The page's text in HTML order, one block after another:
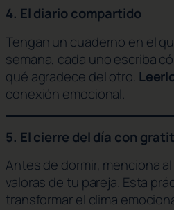
4. El diario compartido
Tengan un cuaderno en el
semana, cada uno escriba
qué agradece del otro.
conexión emocional.
5. El cierre del día con
Antes de dormir, menciona
valoras de tu pareja. Esta
transformar el clima